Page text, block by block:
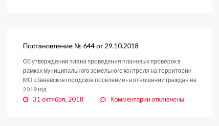
Постановление № 644 от 29.10.2018
Об утверждении плана проведения плановых проверок в
рамках муниципального земельного контроля на территории
МО «Заневское городское поселение» в отношении граждан на
2019 год
31 октября, 2018 Комментариикотключены